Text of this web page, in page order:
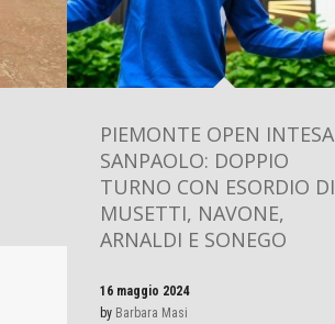
PIEMONTE OPEN INTESA
SANPAOLO: DOPPIO
TURNO CON ESORDIO DI
MUSETTI, NAVONE,
ARNALDI E SONEGO
16 maggio 2024
by Barbara Masi